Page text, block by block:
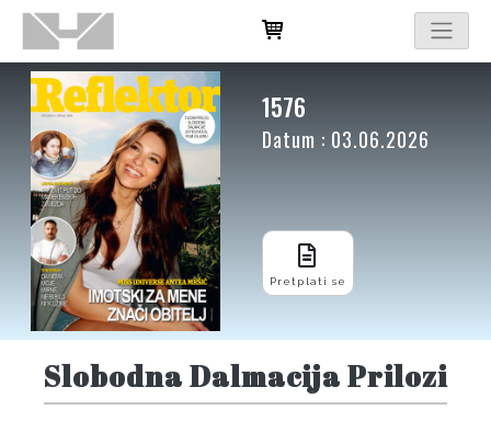
1576
Datum : 03.06.2026
Pretplati se
Slobodna Dalmacija Prilozi